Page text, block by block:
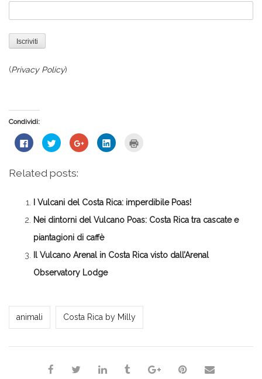
(Privacy Policy)
Condividi:
Fai
clic
su
Facebook
in
una
finestra)
Fai
clic
condividere
su
apre
in
nuova
finestra)
Fai
clic
apre
in
nuova
finestra)
Fai
clic
apre
in
nuova
finestra)
nuova
Related posts:
I Vulcani del Costa Rica: imperdibile Poas!
Nei dintorni del Vulcano Poas: Costa Rica tra cascate e
piantagioni di caffè
Il Vulcano Arenal in Costa Rica visto dall’Arenal
Observatory Lodge
Milena Marchioni
animali
Costa Rica by Milly